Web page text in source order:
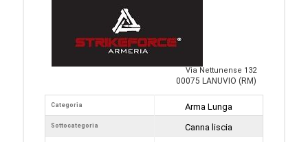
Via Nettunense 132
00075 LANUVIO (RM)
Categoria
Sottocategoria
Arma Lunga
Canna liscia